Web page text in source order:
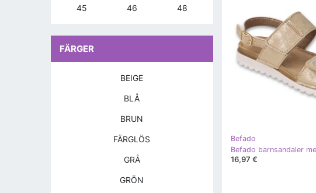
Befado
16,97 €
45 46 48
FÄRGER
BEIGE
BLÅ
BRUN
FÄRGLÖS
GRÅ
GRÖN